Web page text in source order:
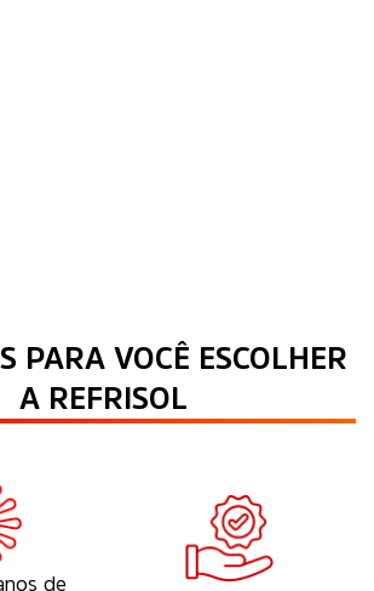
PARA VOCÊ ESCOLHER
A REFRISOL
de